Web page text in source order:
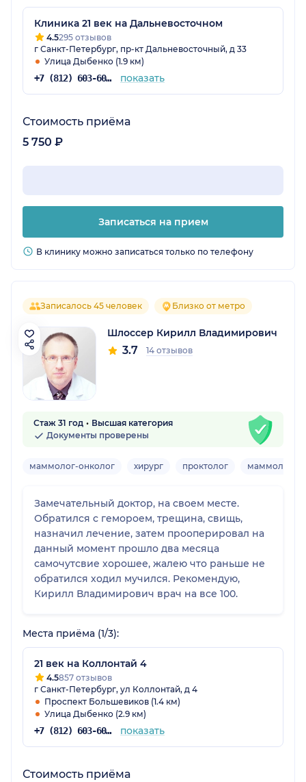
Клиника 21 век на Дальневосточном
4.5295 отзывов
г Санкт-Петербург, пр-кт Дальневосточный, д 33
Улица Дыбенко (1.9 км)
+7 (812) 603-60-42 показать
Стоимость приёма
5 750 ₽
Записаться на прием
В клинику можно записаться только по телефону
Записалось 45 человек Близко от метро
Шлоссер Кирилл Владимирович
3.7 14 отзывов
Стаж 31 год
Высшая категория
Документы проверены
маммолог-онколог хирург проктолог маммолог-
Замечательный доктор, на своем месте.
Обратился с гемороем, трещина, свищь,
назначил лечение, затем прооперировал на
данный момент прошло два месяца
самочутсвие хорошее, жалею что раньше не
обратился ходил мучился. Рекомендую,
Кирилл Владимирович врач на все 100.
Места приёма (1/3):
21 век на Коллонтай 4
4.5857 отзывов
г Санкт-Петербург, ул Коллонтай, д 4
Проспект Большевиков (1.4 км)
Улица Дыбенко (2.9 км)
+7 (812) 603-60-42 показать
Стоимость приёма